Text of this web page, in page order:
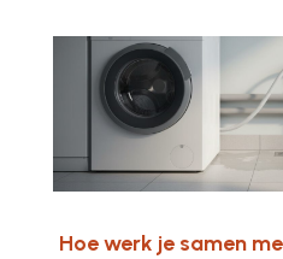
Hoe werk je samen